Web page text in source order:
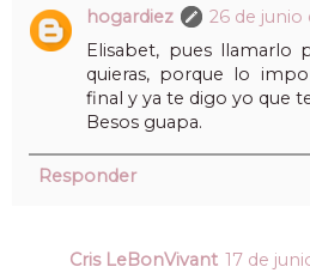
hogardiez
26 de junio
Elisabet, pues llamarlo
quieras, porque lo
final y ya te digo yo que
Besos guapa.
Responder
Cris LeBonVivant 17 de